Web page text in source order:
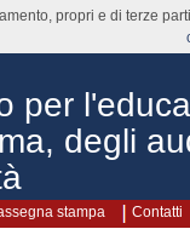
per
degli
stampa Contatti
propri e di terze